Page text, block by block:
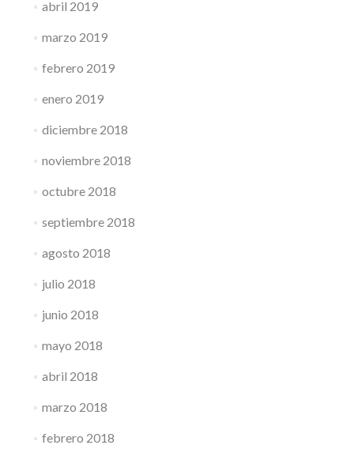
abril 2019
marzo 2019
febrero 2019
enero 2019
diciembre 2018
noviembre 2018
octubre 2018
septiembre 2018
agosto 2018
julio 2018
junio 2018
mayo 2018
abril 2018
marzo 2018
febrero 2018